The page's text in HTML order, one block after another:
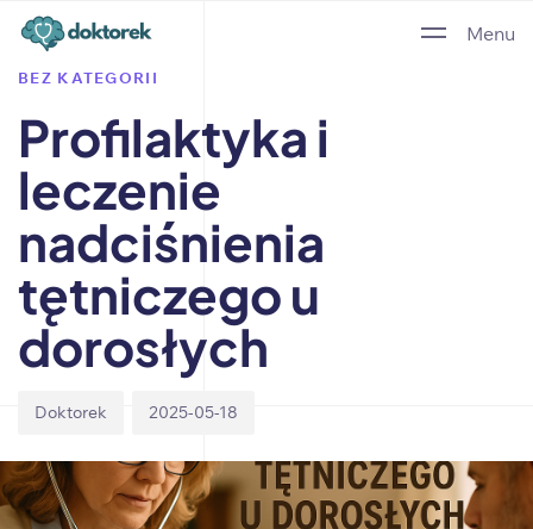
Menu
PUBLISHED
BEZ KATEGORII
Profilaktyka i
leczenie
nadciśnienia
tętniczego u
dorosłych
Author
Doktorek
Published
2025-05-18